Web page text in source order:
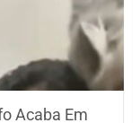
Acaba Em